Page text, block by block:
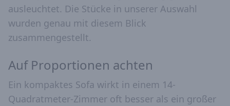
ausleuchtet. Die Stücke in unserer Auswahl
wurden genau mit diesem Blick
zusammengestellt.
Auf Proportionen achten
Ein kompaktes Sofa wirkt in einem 14-
Quadratmeter-Zimmer oft besser als ein großer